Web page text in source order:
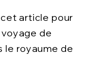
article pour
de
le royaume de